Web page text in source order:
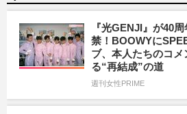
『光GENJI』が40
禁！BOOWYに
ブ、本人たちのコ
る“再結成”の道
週刊女性PRIME